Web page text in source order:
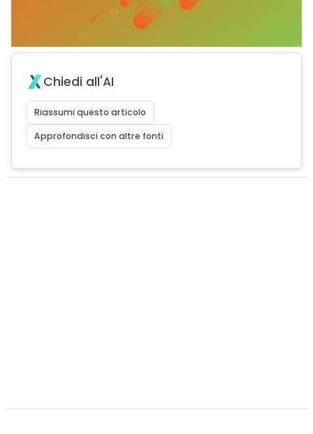
Chiedi all'AI
Riassumi questo articolo
Approfondisci con altre fonti